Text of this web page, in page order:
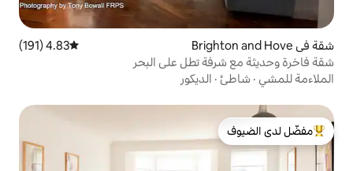
متوسط التقييم 4.83 من 5، 191 مراجعات
4.83 (191)
تطل على البحر
الديكور
الضيوف